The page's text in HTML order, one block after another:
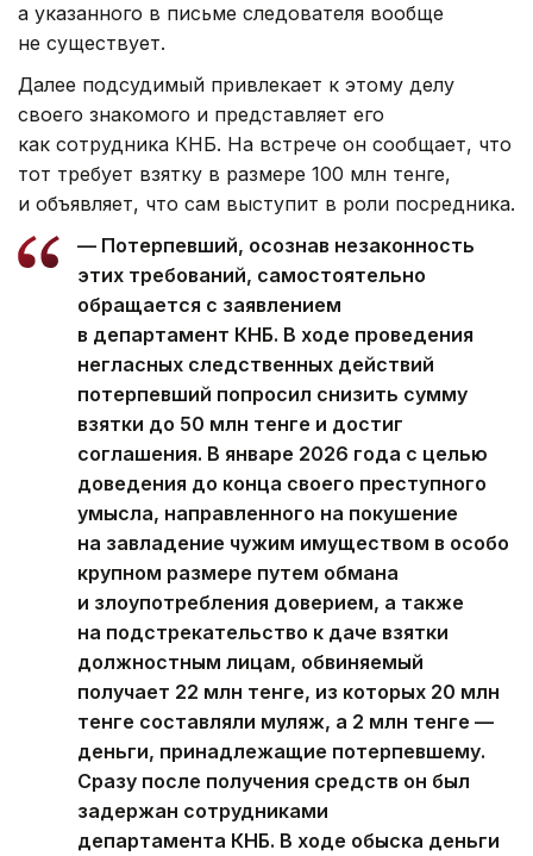
а указанного в письме следователя вообще
не существует.
Далее подсудимый привлекает к этому делу
своего знакомого и представляет его
как сотрудника КНБ. На встрече он сообщает, что
тот требует взятку в размере 100 млн тенге,
и объявляет, что сам выступит в роли посредника.
— Потерпевший, осознав незаконность
этих требований, самостоятельно
обращается с заявлением
в департамент КНБ. В ходе проведения
негласных следственных действий
потерпевший попросил снизить сумму
взятки до 50 млн тенге и достиг
соглашения. В январе 2026 года с целью
доведения до конца своего преступного
умысла, направленного на покушение
на завладение чужим имуществом в особо
крупном размере путем обмана
и злоупотребления доверием, а также
на подстрекательство к даче взятки
должностным лицам, обвиняемый
получает 22 млн тенге, из которых 20 млн
тенге составляли муляж, а 2 млн тенге —
деньги, принадлежащие потерпевшему.
Сразу после получения средств он был
задержан сотрудниками
департамента КНБ. В ходе обыска деньги